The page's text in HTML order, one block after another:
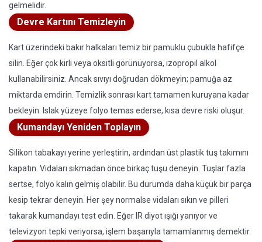
gelmelidir.
Devre Kartını Temizleyin
Kart üzerindeki bakır halkaları temiz bir pamuklu çubukla hafifçe
silin. Eğer çok kirli veya oksitli görünüyorsa, izopropil alkol
kullanabilirsiniz. Ancak sıvıyı doğrudan dökmeyin; pamuğa az
miktarda emdirin. Temizlik sonrası kart tamamen kuruyana kadar
bekleyin. Islak yüzeye folyo temas ederse, kısa devre riski oluşur.
Kumandayı Yeniden Toplayın
Silikon tabakayı yerine yerleştirin, ardından üst plastik tuş takımını
kapatın. Vidaları sıkmadan önce birkaç tuşu deneyin. Tuşlar fazla
sertse, folyo kalın gelmiş olabilir. Bu durumda daha küçük bir parça
kesip tekrar deneyin. Her şey normalse vidaları sıkın ve pilleri
takarak kumandayı test edin. Eğer IR diyot ışığı yanıyor ve
televizyon tepki veriyorsa, işlem başarıyla tamamlanmış demektir.